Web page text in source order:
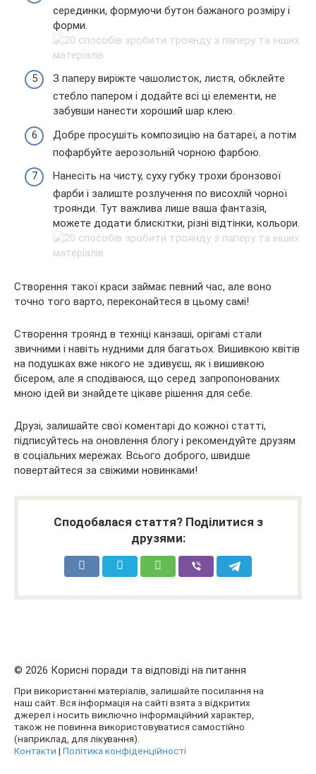
серединки, формуючи бутон бажаного розміру і
форми.
З паперу виріжте чашолисток, листя, обклейте
стебло папером і додайте всі ці елементи, не
забувши нанести хороший шар клею.
Добре просушіть композицію на батареї, а потім
пофарбуйте аерозольній чорною фарбою.
Нанесіть на чисту, суху губку трохи бронзової
фарби і залиште розлучення по висохлій чорної
троянди. Тут важлива лише ваша фантазія,
можете додати блискітки, різні відтінки, кольори.
Створення такої краси займає певний час, але воно
точно того варто, переконайтеся в цьому самі!
Створення троянд в техніці канзаші, орігамі стали
звичними і навіть нудними для багатьох. Вишивкою квітів
на подушках вже нікого не здивуєш, як і вишивкою
бісером, але я сподіваюся, що серед запропонованих
мною ідей ви знайдете цікаве рішення для себе.
Друзі, залишайте свої коментарі до кожної статті,
підписуйтесь на оновлення блогу і рекомендуйте друзям
в соціальних мережах. Всього доброго, швидше
повертайтеся за свіжими новинками!
Сподобалася стаття? Поділитися з
друзями:
© 2026 Корисні поради та відповіді на питання
При використанні матеріалів, залишайте посилання на
наш сайт. Вся інформація на сайті взята з відкритих
джерел і носить виключно інформаційний характер,
також не повинна використовуватися самостійно
(наприклад, для лікування).
Контакти | Політика конфіденційності